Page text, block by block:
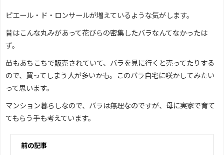
ピエール・ド・ロンサールが増えているような気がします。
昔はこんな丸みがあって花びらの密集したバラなんてなかったは
ず。
苗もあちこちで販売されていて、バラを見に行くと売ってたりする
ので、買ってしまう人が多いかも。このバラ自宅に咲かしてみたい
って思います。
マンション暮らしなので、バラは無理なのですが、母に実家で育て
てもらう手も考えています。
前の記事